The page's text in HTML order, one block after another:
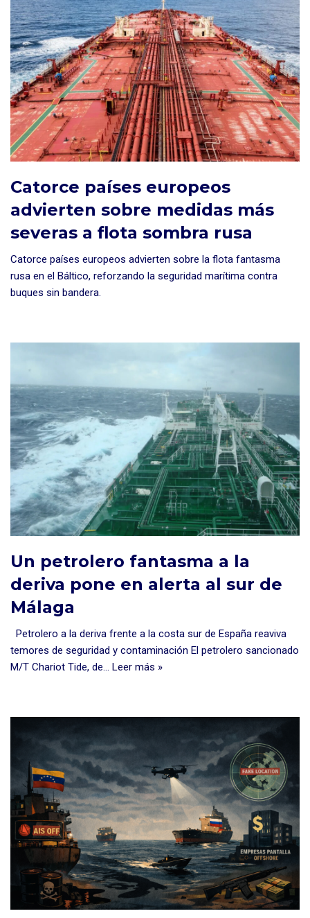
Catorce países europeos
advierten sobre medidas más
severas a flota sombra rusa
Catorce países europeos advierten sobre la flota fantasma
rusa en el Báltico, reforzando la seguridad marítima contra
buques sin bandera.
Un petrolero fantasma a la
deriva pone en alerta al sur de
Málaga
Petrolero a la deriva frente a la costa sur de España reaviva
temores de seguridad y contaminación El petrolero sancionado
M/T Chariot Tide, de… Leer más »